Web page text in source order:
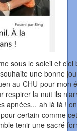
sous le soleil et ciel
une bonne
au CHU pour mon
respirer la nuit ils
apnées... ah là là !
certain comme
tenir une sacré